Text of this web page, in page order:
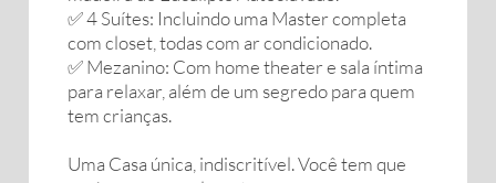
✅ 4 Suítes: Incluindo uma Master completa
com closet, todas com ar condicionado.
✅ Mezanino: Com home theater e sala íntima
para relaxar, além de um segredo para quem
tem crianças.
Uma Casa única, indiscritível. Você tem que